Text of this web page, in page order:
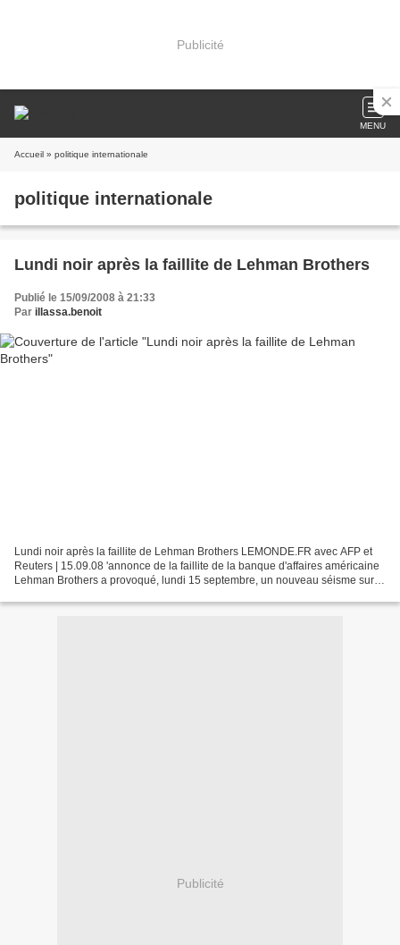
Publicité
MENU
Accueil » politique internationale
politique internationale
Lundi noir après la faillite de Lehman Brothers
Publié le 15/09/2008 à 21:33
Par illassa.benoit
Lundi noir après la faillite de Lehman Brothers LEMONDE.FR avec AFP et
Reuters | 15.09.08 'annonce de la faillite de la banque d'affaires américaine
Lehman Brothers a provoqué, lundi 15 septembre, un nouveau séisme sur la
Publicité